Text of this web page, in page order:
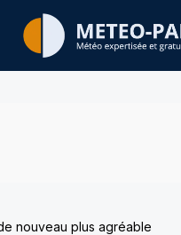
nouveau plus agréable